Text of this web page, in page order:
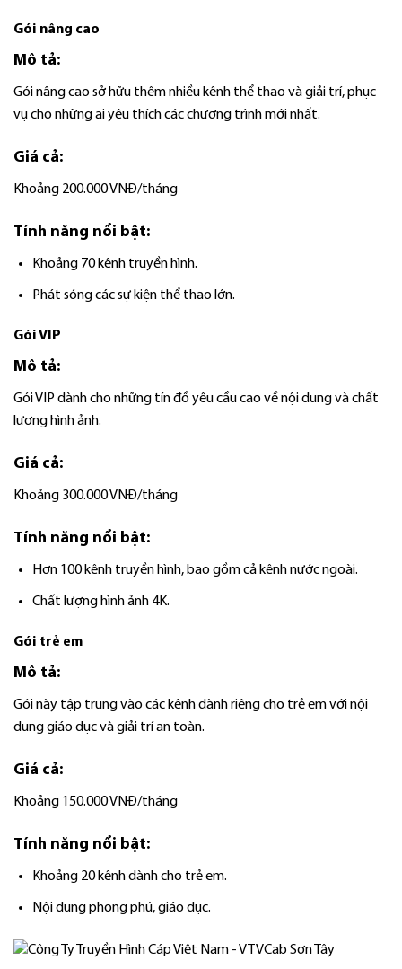
Gói nâng cao
Mô tả:
Gói nâng cao sở hữu thêm nhiều kênh thể thao và giải trí, phục
vụ cho những ai yêu thích các chương trình mới nhất.
Giá cả:
Khoảng 200.000 VNĐ/tháng
Tính năng nổi bật:
Khoảng 70 kênh truyền hình.
Phát sóng các sự kiện thể thao lớn.
Gói VIP
Mô tả:
Gói VIP dành cho những tín đồ yêu cầu cao về nội dung và chất
lượng hình ảnh.
Giá cả:
Khoảng 300.000 VNĐ/tháng
Tính năng nổi bật:
Hơn 100 kênh truyền hình, bao gồm cả kênh nước ngoài.
Chất lượng hình ảnh 4K.
Gói trẻ em
Mô tả:
Gói này tập trung vào các kênh dành riêng cho trẻ em với nội
dung giáo dục và giải trí an toàn.
Giá cả:
Khoảng 150.000 VNĐ/tháng
Tính năng nổi bật:
Khoảng 20 kênh dành cho trẻ em.
Nội dung phong phú, giáo dục.